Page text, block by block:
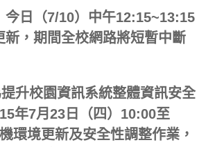
今日（7/10）中午12:15~13:15
新，期間全校網路將短暫中斷
升校園資訊系統整體資訊安全
年7月23日（四）10:00至
環境更新及安全性調整作業，